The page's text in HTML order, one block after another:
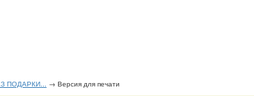
ПОДАРКИ... → Версия для печати